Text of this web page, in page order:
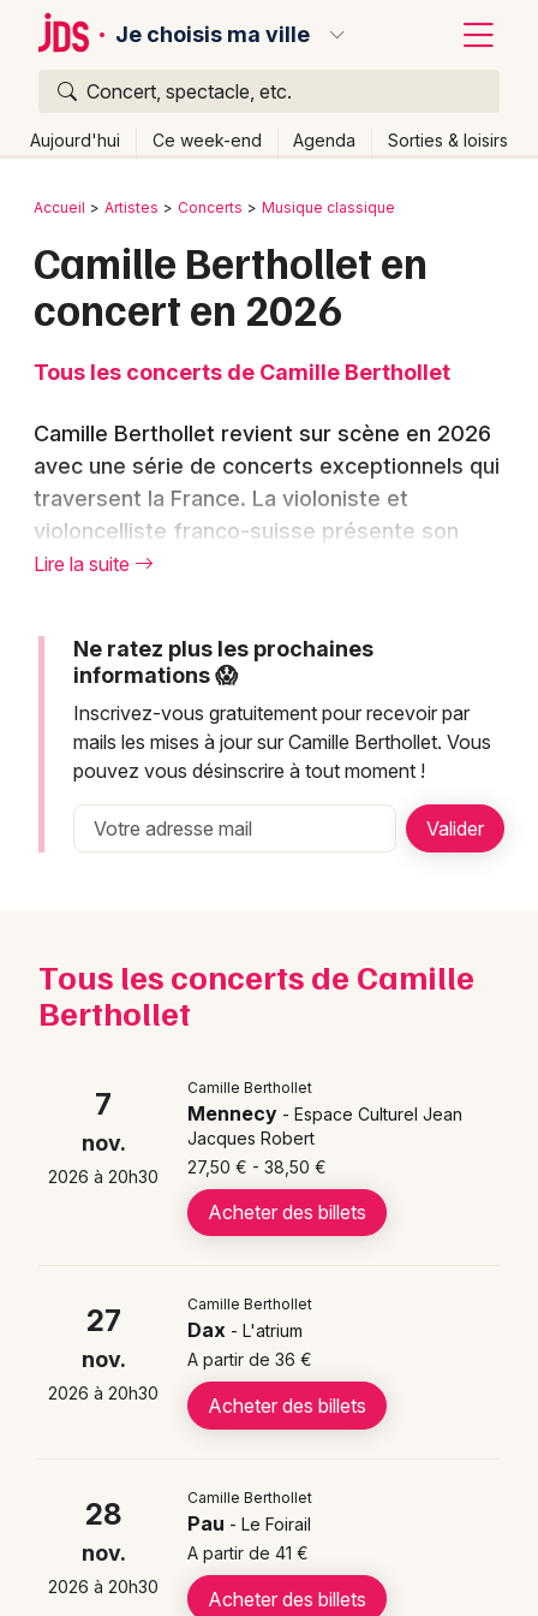
Je choisis ma ville
Concert, spectacle, etc.
Aujourd'hui Ce week-end Agenda Sorties & loisirs
Publier un événement
Manifestations
Foires & salons
Concerts
Sports
Sorties famille
Newsletter des sorties
Artistes en tournée
Choisir mes départements
Bordeaux
Colmar
Mulhouse
Nice
Strasbourg
Toutes les villes
Retour
Accueil Artistes Concerts Musique classique
Camille Berthollet en
concert en 2026
Tous les concerts de Camille Berthollet
Camille Berthollet revient sur scène en 2026
avec une série de concerts exceptionnels qui
traversent la France. La violoniste et
violoncelliste franco-suisse présente son
répertoire unique mélangeant musique
dans plusieurs grandes villes françaises,
notamment Besançon, Béthune et Boulogne-
Billancourt. Les amateurs de concert
classique peuvent dès à présent se procurer
découvrir l'univers musical raffiné de cette
artiste virtuose.
Camille Berthollet poursuit
son parcours musical avec de
nouveaux projets
Camille Berthollet développe actuellement de
nouveaux programmes musicaux qui enrichissent
son répertoire déjà varié. L'artiste explore des
collaborations inédites tout en préparant sa tournée
française qui promet des interprétations remarquables
de ses œuvres de prédilection.
Cette nouvelle série de concerts témoigne de
l'engagement continu de Camille Berthollet envers la
musique classique accessible . Elle présente des
programmes qui allient virtuosité technique et
musicale unique et captivante.
Où voir Camille Berthollet en
Lire la suite
Ne ratez plus les prochaines
informations 😱
Inscrivez-vous gratuitement pour recevoir par
mails les mises à jour sur Camille Berthollet. Vous
pouvez vous désinscrire à tout moment !
Tous les concerts de Camille
Berthollet
7
nov.
2026 à 20h30
Camille Berthollet
Mennecy - Espace Culturel Jean
Jacques Robert
27,50 € - 38,50 €
Acheter des billets
27
nov.
2026 à 20h30
Camille Berthollet
Dax - L'atrium
A partir de 36 €
Acheter des billets
28
nov.
2026 à 20h30
Camille Berthollet
Pau - Le Foirail
A partir de 41 €
Acheter des billets
Quoi ?
Où ?
Quand ?
Aujourd'hui
Demain Ce week-end